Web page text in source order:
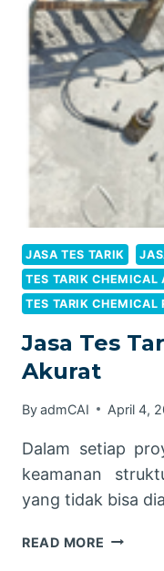
JASA TES TARIK
TES TARIK CHEMICAL
TES TARIK CHEMICAL
Jasa Tes
Akurat
ByadmCAI April 4,
Dalam setiap
keamanan
yang tidak bisa
READ MORE JASA